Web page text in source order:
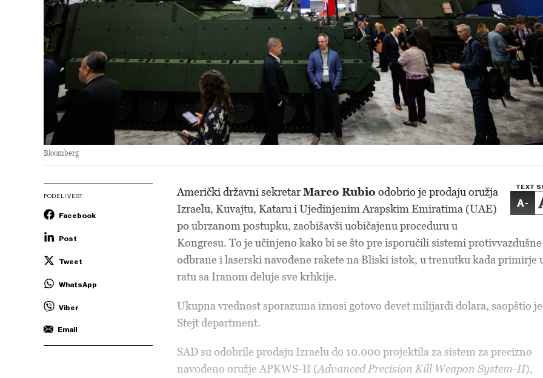
Bloomberg
PODELI VEST
Facebook
Post
Tweet
WhatsApp
Viber
Email
TEXT
-
Američki državni sekretarMarco Rubio odobrio je prodaju oružja
Izraelu, Kuvajtu, Kataru i Ujedinjenim Arapskim Emiratima (UAE)
po ubrzanom postupku, zaobišavši uobičajenu proceduru u
Kongresu. To je učinjeno kako bi se što pre isporučili sistemi protivvazdušne
odbrane i laserski navođene rakete na Bliski istok, u trenutku kada primirje
ratu sa Iranom deluje sve krhkije.
Ukupna vrednost sporazuma iznosi gotovo devet milijardi dolara, saopštio je
Stejt department.
SAD su odobrile prodaju Izraelu do 10.000 projektila za sistem za precizno
navođeno oružje APKWS-II (Advanced Precision Kill Weapon System-II),